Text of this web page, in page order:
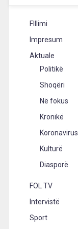
FIllimi
Impresum
Aktuale
Politikë
Shoqëri
Në fokus
Kronikë
Koronavirus
Kulturë
Diasporë
FOL TV
Intervistë
Sport